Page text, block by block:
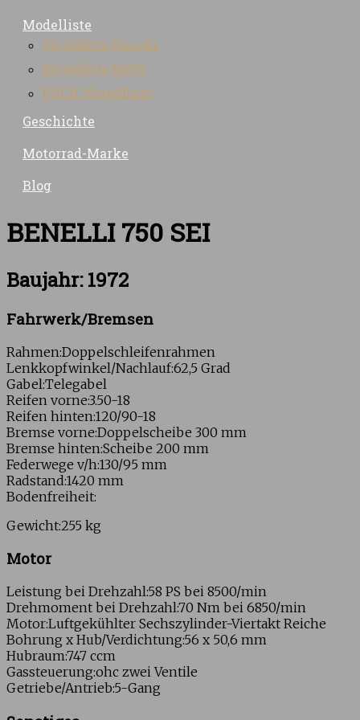
Modelliste
Modelliste Benelli
Modelliste BMW
PUCH Modellliste
Geschichte
Motorrad-Marke
Blog
BENELLI 750 SEI
Baujahr: 1972
Fahrwerk/Bremsen
Rahmen:Doppelschleifenrahmen
Lenkkopfwinkel/Nachlauf:62,5 Grad
Gabel:Telegabel
Reifen vorne:3.50-18
Reifen hinten:120/90-18
Bremse vorne:Doppelscheibe 300 mm
Bremse hinten:Scheibe 200 mm
Federwege v/h:130/95 mm
Radstand:1420 mm
Bodenfreiheit:
Gewicht:255 kg
Motor
Leistung bei Drehzahl:58 PS bei 8500/min
Drehmoment bei Drehzahl:70 Nm bei 6850/min
Motor:Luftgekühlter Sechszylinder-Viertakt Reiche
Bohrung x Hub/Verdichtung:56 x 50,6 mm
Hubraum:747 ccm
Gassteuerung:ohc zwei Ventile
Getriebe/Antrieb:5-Gang